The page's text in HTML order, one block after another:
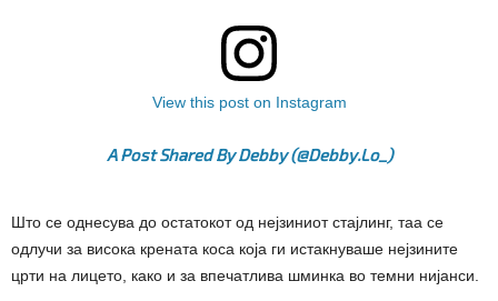
View this post on Instagram
A Post Shared By Debby(@debby.lo_)
Што се однесува до остатокот од нејзиниот стајлинг, таа се
одлучи за висока крената коса која ги истакнуваше нејзините
црти на лицето, како и за впечатлива шминка во темни нијанси.